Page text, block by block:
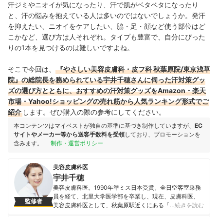
汗ジミやニオイが気になったり、汗で肌がベタベタになったり
と、汗の悩みを抱えている人は多いのではないでしょうか。発汗
を抑えたい、ニオイをケアしたい、脇・足・顔など使う部位はど
こかなど、選び方は人それぞれ。タイプも豊富で、自分にぴった
りの1本を見つけるのは難しいですよね。
そこで今回は、
『やさしい美容皮膚科・皮フ科 秋葉原院/東京浅草
院』の総院長を務められている宇井千穂さんに伺った汗対策グッ
ズの選び方とともに、おすすめの汗対策グッズをAmazon・楽天
市場・Yahoo!ショッピングの売れ筋から人気ランキング形式でご
紹介 します。ぜひ購入の際の参考にしてください。
本コンテンツはマイベストが独自の基準に基づき制作していますが、 EC
サイトやメーカー等から送客手数料を受領しており、プロモーションを
含みます。
制作・運営ポリシー
監修者
美容皮膚科医
宇井千穂
美容皮膚科医。1990年準ミス日本受賞。全日空客室乗務
員を経て、北里大学医学部を卒業し、現在、皮膚科医、
美容皮膚科医として、秋葉原駅近くにある「やさしい美
…続きを読む